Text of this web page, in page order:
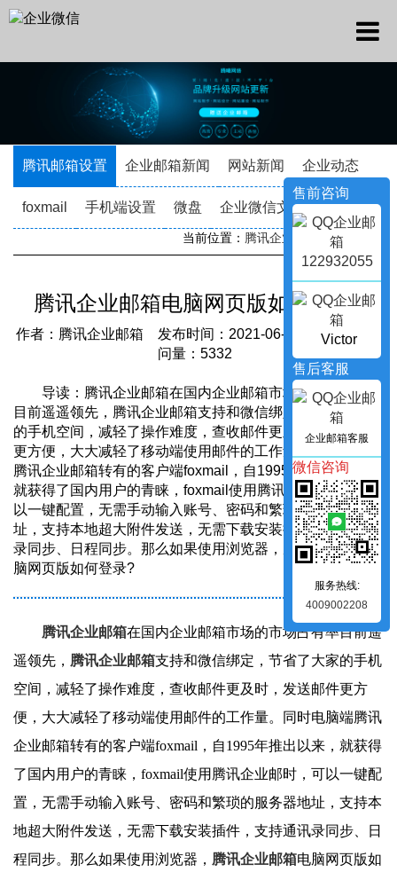
腾讯邮箱设置 企业邮箱新闻 网站新闻 企业动态
foxmail 手机端设置 微盘 企业微信文档
当前位置： 腾讯企业邮箱 ->新闻资讯
腾讯企业邮箱电脑网页版如何登录?
作者：腾讯企业邮箱 发布时间：2021-06-02 17:30:29 访
问量：5332
导读：腾讯企业邮箱在国内企业邮箱市场的市场占有率
目前遥遥领先，腾讯企业邮箱支持和微信绑定，节省了大家
的手机空间，减轻了操作难度，查收邮件更及时，发送邮件
更方便，大大减轻了移动端使用邮件的工作量。同时电脑端
腾讯企业邮箱转有的客户端foxmail，自1995年推出以来，
就获得了国内用户的青睐，foxmail使用腾讯企业邮时，可
以一键配置，无需手动输入账号、密码和繁琐的服务器地
址，支持本地超大附件发送，无需下载安装插件，支持通讯
录同步、日程同步。那么如果使用浏览器，腾讯企业邮箱电
脑网页版如何登录?
腾讯企业邮箱在国内企业邮箱市场的市场占有率目前遥
遥领先， 腾讯企业邮箱支持和微信绑定，节省了大家的手机
空间，减轻了操作难度，查收邮件更及时，发送邮件更方
便，大大减轻了移动端使用邮件的工作量。同时电脑端腾讯
企业邮箱转有的客户端foxmail，自1995年推出以来，就获得
了国内用户的青睐，foxmail使用腾讯企业邮时，可以一键配
置，无需手动输入账号、密码和繁琐的服务器地址，支持本
地超大附件发送，无需下载安装插件，支持通讯录同步、日
程同步。那么如果使用浏览器， 腾讯企业邮箱电脑网页版如
售前咨询
122932055
Victor
售后客服
企业邮箱客服
微信咨询
服务热线:
4009002208